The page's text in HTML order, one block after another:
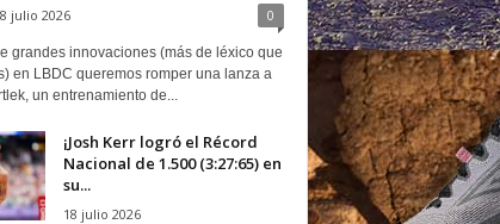
julio 2026 0
grandes innovaciones (más de léxico que
en LBDC queremos romper una lanza a
un entrenamiento de...
¡Josh Kerr logró el Récord
Nacional de 1.500 (3:27:65) en
su...
18 julio 2026